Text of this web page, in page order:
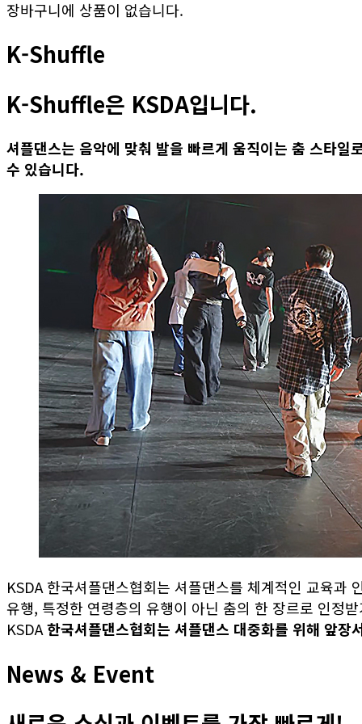
장바구니에 상품이 없습니다.
K-Shuffle
K-Shuffle은 KSDA입니다.
셔플댄스는 음악에 맞춰 발을 빠르게 움직이는 춤 스타일
수 있습니다.
KSDA 한국셔플댄스협회는 셔플댄스를 체계적인 교육과
유행, 특정한 연령층의 유행이 아닌 춤의 한 장르로 인정
KSDA한국셔플댄스협회는 셔플댄스 대중화를 위해 앞장
News & Event